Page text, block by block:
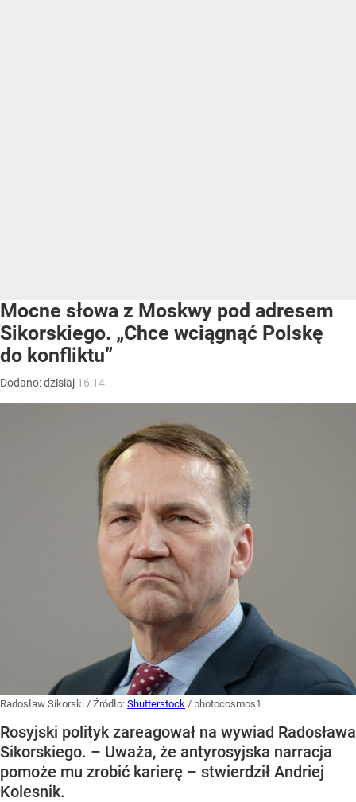
Mocne słowa z Moskwy pod adresem
Sikorskiego. „Chce wciągnąć Polskę
do konfliktu”
Dodano:dzisiaj 16:14
Radosław Sikorski / Źródło: Shutterstock / photocosmos1
Rosyjski polityk zareagował na wywiad Radosława
Sikorskiego. – Uważa, że antyrosyjska narracja
pomoże mu zrobić karierę – stwierdził Andriej
Kolesnik.